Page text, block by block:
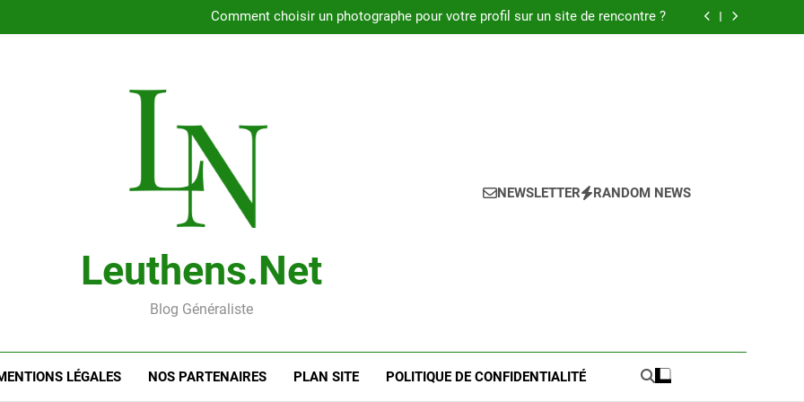
Comment choisir un photographe pour votre profil sur un site de rencontre ?
Guide pratique pour l’achat de LMNP d’occasion
Leuthens.net
Blog Généraliste
NEWSLETTER RANDOM NEWS
LÉGALES NOS PARTENAIRES PLAN SITE POLITIQUE DE CONFIDENTIALITÉ